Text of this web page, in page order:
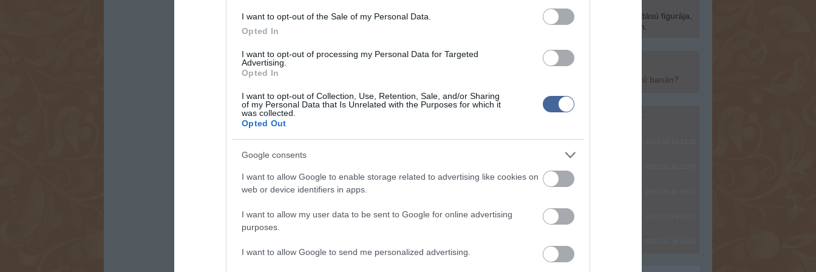
I want to opt-out of the Sale of my Personal Data.
Opted In
I want to opt-out of processing my Personal Data for Targeted
Advertising.
Opted In
I want to opt-out of Collection, Use, Retention, Sale, and/or Sharing
of my Personal Data that Is Unrelated with the Purposes for which it
was collected.
Opted Out
Google consents
I want to allow Google to enable storage related to advertising like cookies on
web or device identifiers in apps.
I want to allow my user data to be sent to Google for online advertising
purposes.
I want to allow Google to send me personalized advertising.
által generált 1,58 milliárd forintos összköltés 816 millió forint GDP
hozzájárulást, és 340 millió forint teljes adóbevételt jelentett 2008-
Amennyiben a fesztivál által generált összköltés idén eléri az 1,8
milliárd forintot, azaz a tavalyi eredménynél 15 százalékkal
magasabb értéket, a rendezvény miatt létrejövő adóbevétel a
Összességében tehát kijelentjük: ez a fesztivál tetszik a fellépőknek,
jó a látogatóknak, hasznos a helyieknek és bevételt generál az
Legyen ez így jövőre is!
Kapcsolódó írások:
Zöld fesztivál lett a Balaton Sound!
fesztiválkultúra egyik legnagyobb hatású figurája,
Skrillex lép fel a Szabadság Szigetén.
top cikkek:
Nem is olyan egészséges a népszerű banán?
top fórum témák:
AZ IGAZSÁG SOHA NEM KÉSŐ
Mit szólsz? Ide minden baromságot...